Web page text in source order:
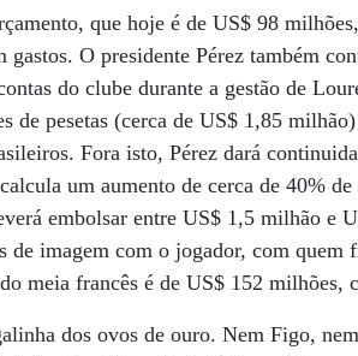
que hoje é de US$ 98
O presidente Pérez também
do clube durante a gestão de
de pesetas (cerca de US$ 1,85
Fora isto, Pérez dará
um aumento de cerca de 40%
embolsar entre US$ 1,5 milhão e
de imagem com o jogador, com quem
meia francês é de US$ 152 milhões,
dos ovos de ouro. Nem Figo,